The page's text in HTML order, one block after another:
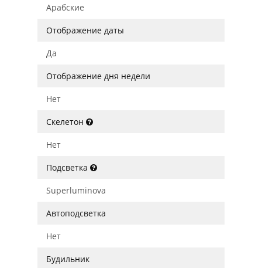
Арабские
Отображение даты
Да
Отображение дня недели
Нет
Скелетон
Нет
Подсветка
Superluminova
Автоподсветка
Нет
Будильник